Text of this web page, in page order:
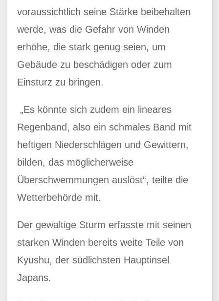
voraussichtlich seine Stärke beibehalten
werde, was die Gefahr von Winden
erhöhe, die stark genug seien, um
Gebäude zu beschädigen oder zum
Einsturz zu bringen.
„Es könnte sich zudem ein lineares
Regenband, also ein schmales Band mit
heftigen Niederschlägen und Gewittern,
bilden, das möglicherweise
Überschwemmungen auslöst“, teilte die
Wetterbehörde mit.
Der gewaltige Sturm erfasste mit seinen
starken Winden bereits weite Teile von
Kyushu, der südlichsten Hauptinsel
Japans.